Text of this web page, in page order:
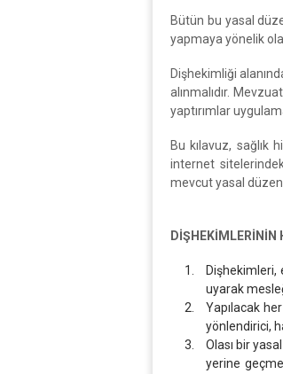
Bütün bu yasal
yapmaya yönelik
Dişhekimliği
alınmalıdır.
yaptırımlar
Bu kılavuz,
internet
mevcut yasal
DİŞHEKİMLERİNİN
uyarak
Yapılacak
yönlendirici,
Olası bir
yerine